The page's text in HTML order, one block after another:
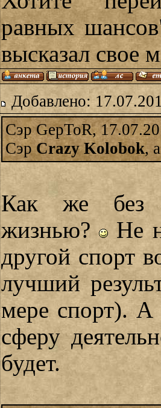
равных
высказал свое
Добавлено:
Сэр GepToR,
СэрCrazy Kolobok,
Как же без
жизнью?
Не
другой спорт
лучший
мере спорт).
сферу
будет.